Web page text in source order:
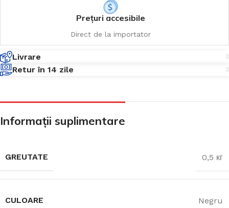
Prețuri accesibile
Direct de la importator
Livrare
Retur în 14 zile
Informații suplimentare
GREUTATE 0,5 кг
CULOARE Negru